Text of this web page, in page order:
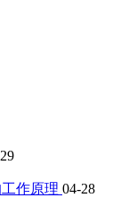
作原理 04-28